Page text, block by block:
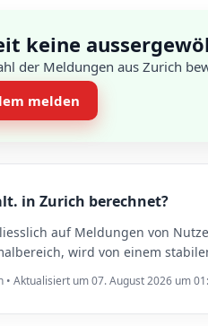
keine
der Meldungen aus Zurich
melden
in Zurich berechnet?
auf Meldungen von
wird von einem
Aktualisiert um 07. August 2026 um